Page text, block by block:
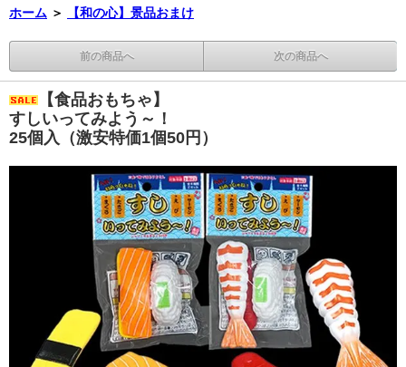
ホーム ＞ 【和の心】景品おまけ
前の商品へ 次の商品へ
【食品おもちゃ】
すしいってみよう～！
25個入（激安特価1個50円）